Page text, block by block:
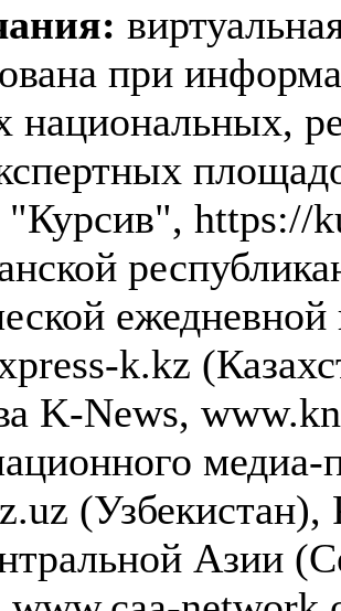
при
национальных,
"Курсив", https://
k.kz
K-News,
медиа-
(Узбекистан),
Азии